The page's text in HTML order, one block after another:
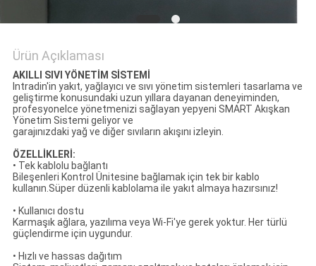
Ürün Açıklaması
AKILLI SIVI YÖNETİM SİSTEMİ
Intradin'in yakıt, yağlayıcı ve sıvı yönetim sistemleri tasarlama ve
geliştirme konusundaki uzun yıllara dayanan deneyiminden,
profesyonelce yönetmenizi sağlayan yepyeni SMART Akışkan
Yönetim Sistemi geliyor ve
garajınızdaki yağ ve diğer sıvıların akışını izleyin.
ÖZELLİKLERİ:
• Tek kablolu bağlantı
Bileşenleri Kontrol Ünitesine bağlamak için tek bir kablo
kullanın.Süper düzenli kablolama ile yakıt almaya hazırsınız!
• Kullanıcı dostu
Karmaşık ağlara, yazılıma veya Wi-Fi'ye gerek yoktur. Her türlü
güçlendirme için uygundur.
• Hızlı ve hassas dağıtım